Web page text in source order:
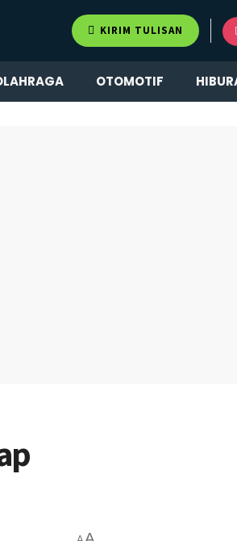
KIRIM TULISAN
OTOMOTIF